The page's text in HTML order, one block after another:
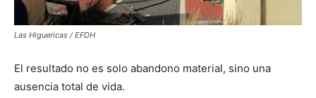
Las Higuericas / EFDH
El resultado no es solo abandono material, sino una
ausencia total de vida.